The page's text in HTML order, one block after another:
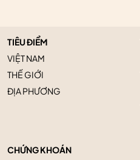
TIÊU ĐIỂM
VIỆT NAM
THẾ GIỚI
ĐỊA PHƯƠNG
CHỨNG KHOÁN